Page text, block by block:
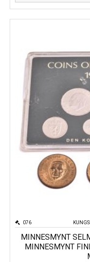
076
MINNESMYNT
MINNESMYNT